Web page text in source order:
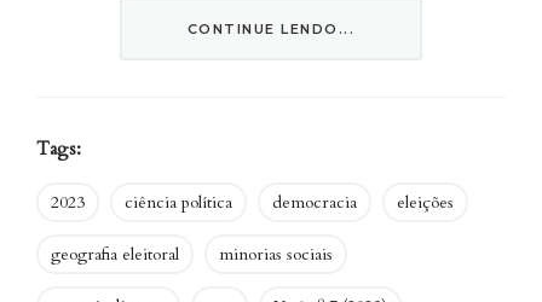
moradora da comunidade Kakane Porã, na periferia
candidatos, na eleição mais recente.
Essa dificuldade poderia ser abordada
nas pesquisas acadêmicas brasileiras,
CONTINUE LENDO...
Tags:
2023 ciência política democracia eleições
geografia eleitoral minorias sociais